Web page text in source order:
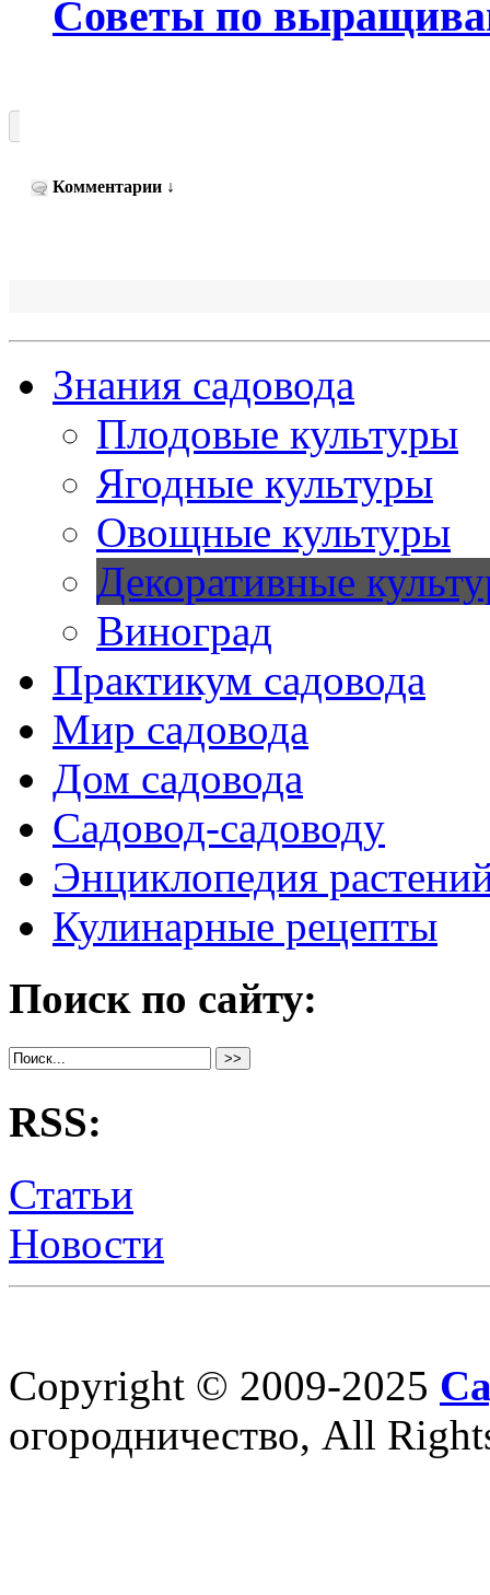
Советы по
Комментарии ↓
Знания садовода
Плодовые культуры
Ягодные культуры
Овощные культуры
Декоративные
Виноград
Практикум садовода
Мир садовода
Дом садовода
Садовод-садоводу
Энциклопедия
Кулинарные рецепты
Поиск по сайту:
RSS:
Статьи
Новости
Copyright © 2009-2025
огородничество, All